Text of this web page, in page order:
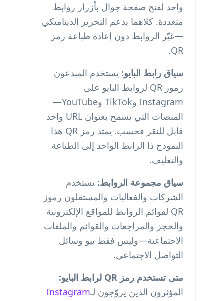
واحد لفتح صفحة جوال بأزرار روابط
متعددة. كلاهما يدعم التحرير الديناميكي
—غيّر الروابط دون إعادة طباعة رمز
QR.
سياق رابط البايو: يستخدم المبدعون
رموز QR لروابط البايو على
Instagram وTikTok وYouTube—
المنصات التي تسمح بعنوان URL واحد
قابل للنقر فحسب. يمتد رمز QR هذا
النموذج ذا الرابط الواحد إلى الطباعة
والتغليف.
سياق مجموعة الروابط: تستخدم
الشركات والفعاليات والمستقلون رموز
QR لقوائم الروابط للمواقع الإلكترونية
والحجز والمراجعات والقوائم والملفات
الاجتماعية—وليس فقط بيو وسائل
التواصل الاجتماعي.
متى تستخدم رمز QR لرابط البايو:
المؤثرون الذين يروّجون لـInstagram